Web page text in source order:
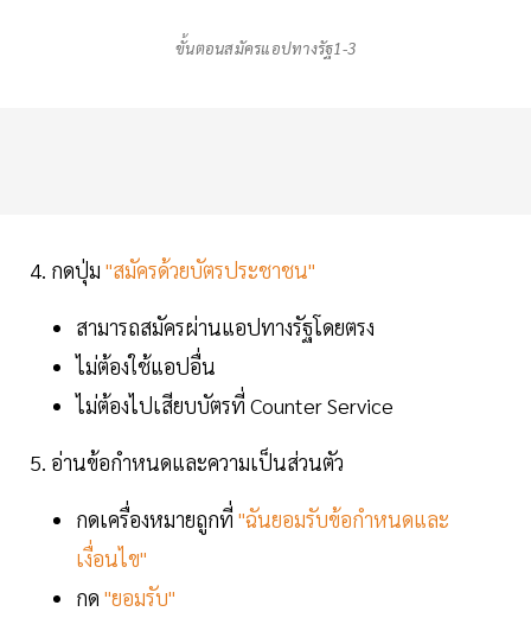
ขั้นตอนสมัครแอปทางรัฐ1-3
4. กดปุ่ม "สมัครด้วยบัตรประชาชน"
สามารถสมัครผ่านแอปทางรัฐโดยตรง
ไม่ต้องใช้แอปอื่น
ไม่ต้องไปเสียบบัตรที่ Counter Service
5. อ่านข้อกำหนดและความเป็นส่วนตัว
กดเครื่องหมายถูกที่ "ฉันยอมรับข้อกำหนดและ
เงื่อนไข"
กด "ยอมรับ"